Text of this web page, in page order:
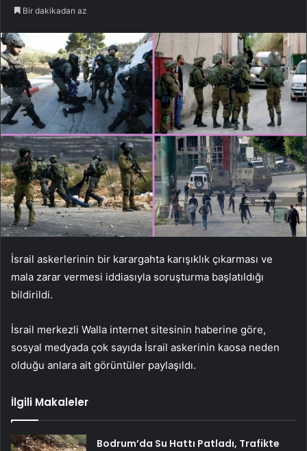
Bir dakikadan az
İsrail askerlerinin bir karargahta karışıklık çıkarması ve
mala zarar vermesi iddiasıyla soruşturma başlatıldığı
bildirildi.
İsrail merkezli Walla internet sitesinin haberine göre,
sosyal medyada çok sayıda İsrail askerinin kaosa neden
olduğu anlara ait görüntüler paylaşıldı.
İlgili Makaleler
Bodrum’da Su Hattı Patladı, Trafikte